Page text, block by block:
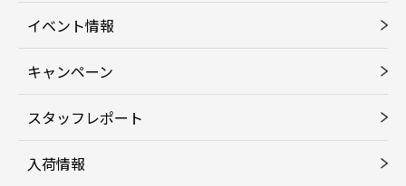
イベント情報
キャンペーン
スタッフレポート
入荷情報